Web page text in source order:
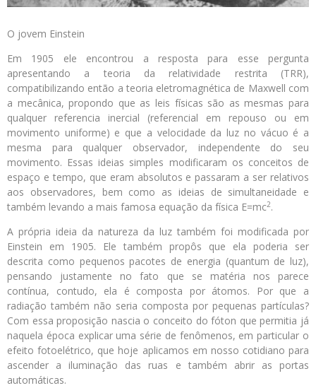
O jovem Einstein
Em 1905 ele encontrou a resposta para esse pergunta
apresentando a teoria da relatividade restrita (TRR),
compatibilizando então a teoria eletromagnética de Maxwell com
a mecânica, propondo que as leis físicas são as mesmas para
qualquer referencia inercial (referencial em repouso ou em
movimento uniforme) e que a velocidade da luz no vácuo é a
mesma para qualquer observador, independente do seu
movimento. Essas ideias simples modificaram os conceitos de
espaço e tempo, que eram absolutos e passaram a ser relativos
aos observadores, bem como as ideias de simultaneidade e
também levando a mais famosa equação da física E=mc2.
A própria ideia da natureza da luz também foi modificada por
Einstein em 1905. Ele também propôs que ela poderia ser
descrita como pequenos pacotes de energia (quantum de luz),
pensando justamente no fato que se matéria nos parece
contínua, contudo, ela é composta por átomos. Por que a
radiação também não seria composta por pequenas partículas?
Com essa proposição nascia o conceito do fóton que permitia já
naquela época explicar uma série de fenômenos, em particular o
efeito fotoelétrico, que hoje aplicamos em nosso cotidiano para
ascender a iluminação das ruas e também abrir as portas
automáticas.